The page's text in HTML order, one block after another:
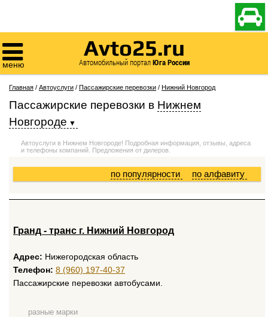


меню
Avto25.ru
Автомобильный порталЮга России
Главная / Автоуслуги / Пассажирские перевозки / Нижний Новгород
Пассажирские перевозки в Нижнем
Новгороде
Автоуслуги в Нижнем Новгороде! Подробная информация, отзывы, адреса
и телефоны компаний. Предложения от дилеров.
по алфавиту
по популярности
Гранд - транс г. Нижний Новгород
Адрес: Нижегородская область
Телефон: 8 (960) 197-40-37
Пассажирские перевозки автобусами.
разные марки